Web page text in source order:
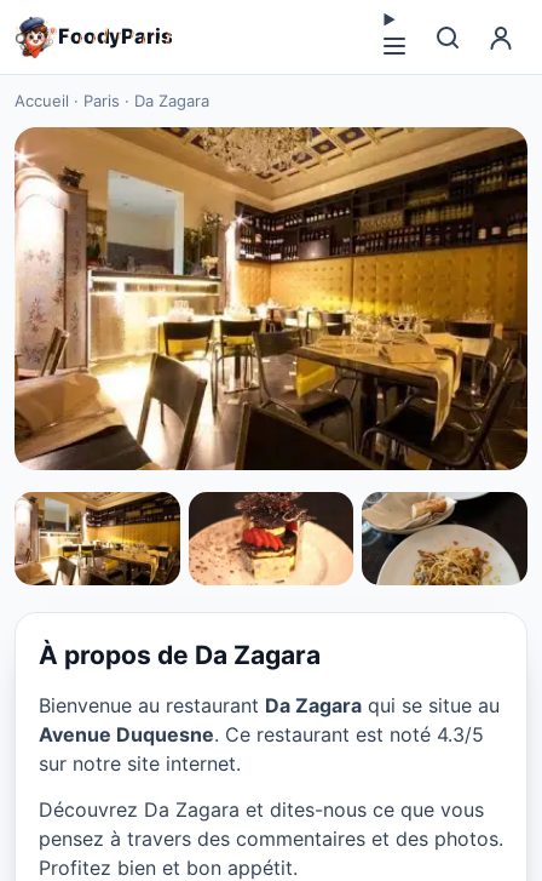
FoodyParis
Accueil · Paris · Da Zagara
CUISINE EUROPÉENNE
Da Zagara à Paris
★ 4.3/5
À propos de Da Zagara
Bienvenue au restaurant Da Zagara qui se situe au
Avenue Duquesne. Ce restaurant est noté 4.3/5
sur notre site internet.
Découvrez Da Zagara et dites-nous ce que vous
pensez à travers des commentaires et des photos.
Profitez bien et bon appétit.